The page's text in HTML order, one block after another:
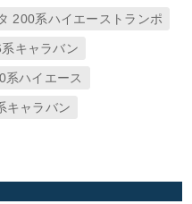
200系ハイエーストランポ
キャラバン
系ハイエース
キャラバン